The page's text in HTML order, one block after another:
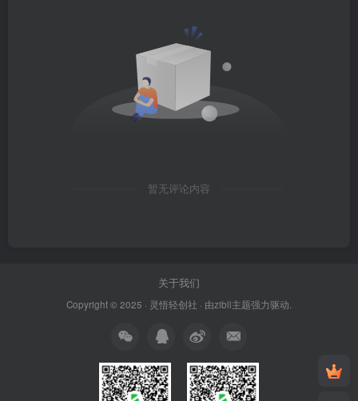
暂无评论内容
关于我们
Copyright © 2025 · 灵悟轻创社 · 由zibll主题强力驱动.